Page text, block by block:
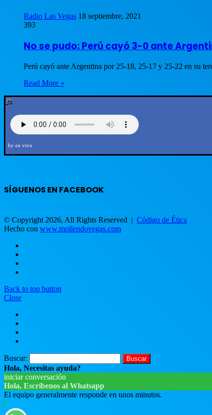
Radio Las Vegas 18 septiembre, 2021
393
No se pudo: Perú cayó 3-0 ante
Perú cayó ante Argentina por 25-18, 25-17 y 25-22 en su
Read More »
by en vivo
SÍGUENOS EN FACEBOOK
© Copyright 2026, All Rights Reserved | Código de Ética
Hecho con www.mollendovegas.com
Back to top button
Close
Buscar:
Hola, Necesitas ayuda?
iniciar conversación
Hola, Escríbenos al Whatsapp
El equipo generalmente responde en unos minutos.